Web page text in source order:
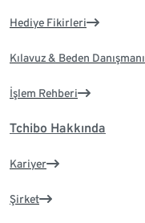
Hediye Fikirleri
Kılavuz & Beden Danışmanı
İşlem Rehberi
Tchibo Hakkında
Kariyer
Şirket